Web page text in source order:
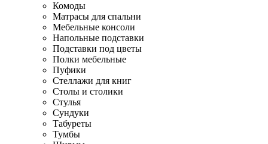
Комоды
Матрасы для спальни
Мебельные консоли
Напольные подставки
Подставки под цветы
Полки мебельные
Пуфики
Стеллажи для книг
Столы и столики
Стулья
Сундуки
Табуреты
Тумбы